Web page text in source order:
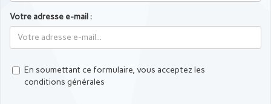
Votre adresse e-mail :
En soumettant ce formulaire, vous acceptez les
conditions générales